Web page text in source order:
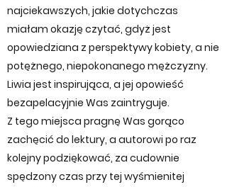
najciekawszych, jakie dotychczas
miałam okazję czytać, gdyż jest
opowiedziana z perspektywy kobiety, a nie
potężnego, niepokonanego mężczyzny.
Liwia jest inspirująca, a jej opowieść
bezapelacyjnie Was zaintryguje.
Z tego miejsca pragnę Was gorąco
zachęcić do lektury, a autorowi po raz
kolejny podziękować, za cudownie
spędzony czas przy tej wyśmienitej